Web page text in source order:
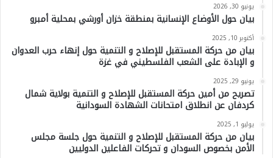
يونيو 30, 2026
بيان حول الأوضاع الإنسانية بمنطقة خزان أورشي بمحلية أمبرو
أكتوبر 10, 2025
بيان من حركة المستقبل للإصلاح و التنمية حول إنهاء حرب العدوان
و الإبادة على الشعب الفلسطيني في غزة
يونيو 29, 2025
تصريح من أمين حركة المستقبل للإصلاح و التنمية بولاية شمال
كردفان عن انطلاق امتحانات الشهادة السودانية
يوليو 1, 2025
بيان من حركة المستقبل للإصلاح و التنمية حول جلسة مجلس
الأمن بخصوص السودان و تحركات الفاعلين الدوليين